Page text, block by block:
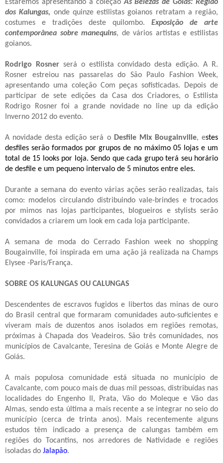
Estaremos apresentando a coleçãoÀs Belezas de Goiás: Região
dos Kalungas, onde quinze estilistas goianos retratam a região,
costumes e tradições deste quilombo. Exposição de arte
contemporânea sobre manequins, de vários artistas e estilistas
goianos.
Rodrigo Rosner será o estilista convidado desta edição. A R.
Rosner estreiou nas passarelas do São Paulo Fashion Week,
apresentando uma coleção Com peças sofisticadas. Depois de
participar de sete edições da Casa dos Criadores, o Estilista
Rodrigo Rosner foi
a grande novidade no line up da edição
Inverno 2012 do evento.
A novidade desta edição será o Desfile Mix Bougainville, estes
desfiles serão formados por grupos de no máximo 05 lojas e um
total de 15 looks por loja. Sendo que cada grupo terá seu horário
de desfile e um pequeno intervalo de 5 minutos entre eles.
Durante a semana do evento várias ações serão realizadas, tais
como: modelos circulando distribuindo vale-brindes e trocados
por mimos nas lojas participantes,
blogueiros e stylists serão
convidados a criarem um look em cada loja participante.
A semana de moda do Cerrado Fashion week no shopping
Bougainville, foi inspirada em uma ação já realizada na Champs
Elysee -Paris/França.
SOBRE OS KALUNGAS OU CALUNGAS
Descendentes de escravos fugidos e libertos das minas de ouro
do Brasil central que formaram comunidades auto-suficientes e
viveram mais de duzentos anos isolados em regiões remotas,
próximas à Chapada dos Veadeiros. São três comunidades, nos
municípios de Cavalcante, Teresina de Goiás e Monte Alegre de
Goiás.
A mais populosa comunidade está situada no município de
Cavalcante, com pouco mais de duas mil pessoas, distribuídas nas
localidades do Engenho II, Prata, Vão do Moleque e Vão das
Almas, sendo esta última a mais recente a se integrar no seio do
município (cerca de trinta anos). Mais recentemente alguns
estudos têm indicado a presença de calungas também em
regiões do Tocantins, nos arredores de Natividade e regiões
isoladas do Jalapão.